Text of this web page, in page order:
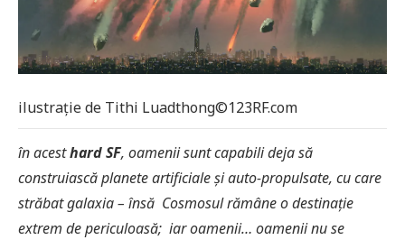
ilustrație de Tithi Luadthong©123RF.com
în acesthard SF, oamenii sunt capabili deja să
construiască planete artificiale și auto-propulsate, cu care
străbat galaxia – însă Cosmosul rămâne o destinație
extrem de periculoasă; iar oamenii… oamenii nu se